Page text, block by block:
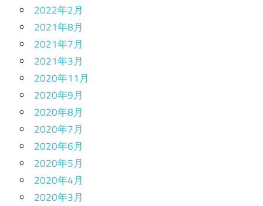
2022年2月
2021年8月
2021年7月
2021年3月
2020年11月
2020年9月
2020年8月
2020年7月
2020年6月
2020年5月
2020年4月
2020年3月